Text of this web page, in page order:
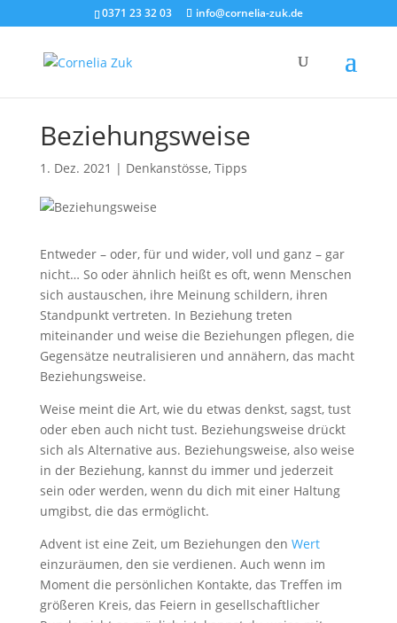
0371 23 32 03 info@cornelia-zuk.de
Beziehungsweise
1. Dez. 2021 | Denkanstösse, Tipps
Entweder – oder, für und wider, voll und ganz – gar
nicht… So oder ähnlich heißt es oft, wenn Menschen
sich austauschen, ihre Meinung schildern, ihren
Standpunkt vertreten. In Beziehung treten
miteinander und weise die Beziehungen pflegen, die
Gegensätze neutralisieren und annähern, das macht
Beziehungsweise.
Weise meint die Art, wie du etwas denkst, sagst, tust
oder eben auch nicht tust. Beziehungsweise drückt
sich als Alternative aus. Beziehungsweise, also weise
in der Beziehung, kannst du immer und jederzeit
sein oder werden, wenn du dich mit einer Haltung
umgibst, die das ermöglicht.
Advent ist eine Zeit, um Beziehungen den Wert
einzuräumen, den sie verdienen. Auch wenn im
Moment die persönlichen Kontakte, das Treffen im
größeren Kreis, das Feiern in gesellschaftlicher